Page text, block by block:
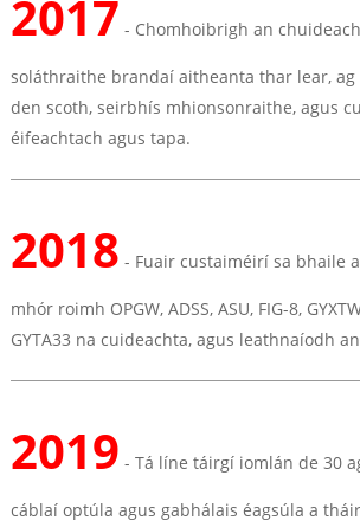
2017 - Chomhoibrigh an
soláthraithe brandaí aitheanta thar lear,
den scoth, seirbhís mhionsonraithe, agus
éifeachtach agus tapa.
2018 - Fuair ​​custaiméirí sa bhaile
mhór roimh OPGW, ADSS, ASU, FIG-8,
GYTA33 na cuideachta, agus leathnaíodh
2019 - Tá líne táirgí iomlán de 30
cáblaí optúla agus gabhálais éagsúla a